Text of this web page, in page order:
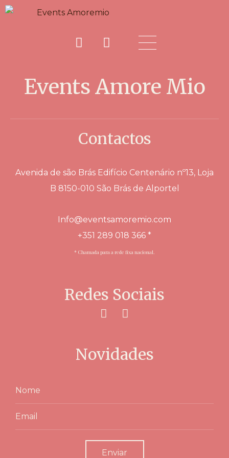
Events Amore Mio
Contactos
Avenida de são Brás Edifício Centenário nº13, Loja
B 8150-010 São Brás de Alportel
Info@eventsamoremio.com
+351 289 018 366 *
* Chamada para a rede fixa nacional.​
Redes Sociais
Novidades
Enviar